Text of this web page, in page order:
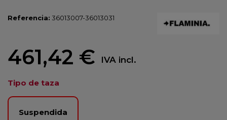
Referencia: 36013007-36013031
461,42 € IVA incl.
Tipo de taza
Suspendida